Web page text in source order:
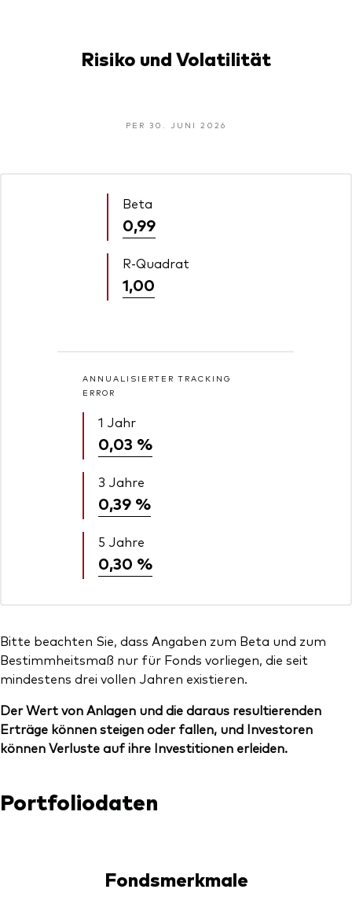
Risiko und Volatilität
PER 30. JUNI 2026
Beta
0,99
R-Quadrat
1,00
ANNUALISIERTER TRACKING
ERROR
1 Jahr
0,03 %
3 Jahre
0,39 %
5 Jahre
0,30 %
Bitte beachten Sie, dass Angaben zum Beta und zum
Bestimmheitsmaß nur für Fonds vorliegen, die seit
mindestens drei vollen Jahren existieren.
Der Wert von Anlagen und die daraus resultierenden
Erträge können steigen oder fallen, und Investoren
können Verluste auf ihre Investitionen erleiden.
Portfoliodaten
Fondsmerkmale